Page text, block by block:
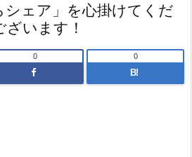
ェア」を心掛けてくだ
います！
0
B!
0